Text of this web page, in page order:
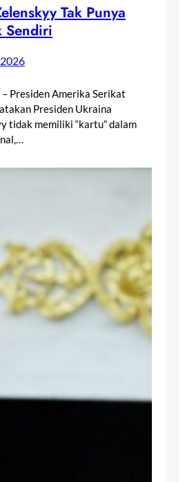
Tak Punya
Sendiri
Presiden Amerika Serikat
Presiden Ukraina
tidak memiliki “kartu” dalam